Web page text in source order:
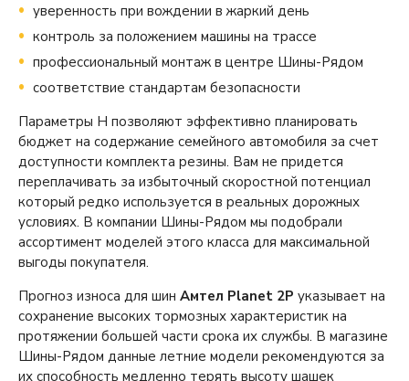
уверенность при вождении в жаркий день
контроль за положением машины на трассе
профессиональный монтаж в центре Шины-Рядом
соответствие стандартам безопасности
Параметры H позволяют эффективно планировать
бюджет на содержание семейного автомобиля за счет
доступности комплекта резины. Вам не придется
переплачивать за избыточный скоростной потенциал
который редко используется в реальных дорожных
условиях. В компании Шины-Рядом мы подобрали
ассортимент моделей этого класса для максимальной
выгоды покупателя.
Прогноз износа для шин Амтел Planet 2P указывает на
сохранение высоких тормозных характеристик на
протяжении большей части срока их службы. В магазине
Шины-Рядом данные летние модели рекомендуются за
их способность медленно терять высоту шашек